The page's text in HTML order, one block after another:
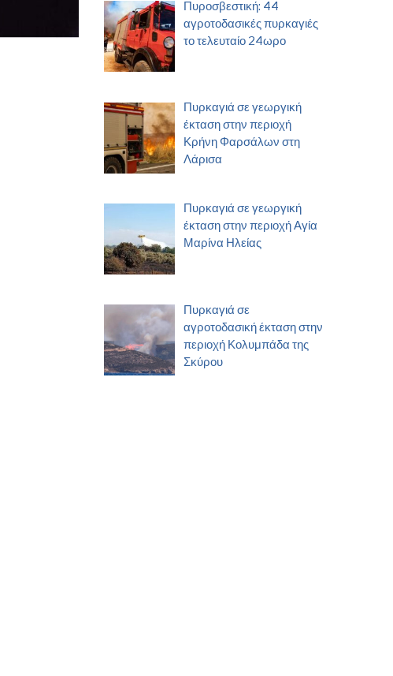
Πυροσβεστική: 44
αγροτοδασικές πυρκαγιές
το τελευταίο 24ωρο
Πυρκαγιά σε γεωργική
έκταση στην περιοχή
Κρήνη Φαρσάλων στη
Λάρισα
Πυρκαγιά σε γεωργική
έκταση στην περιοχή Αγία
Μαρίνα Ηλείας
Πυρκαγιά σε
αγροτοδασική έκταση στην
περιοχή Κολυμπάδα της
Σκύρου